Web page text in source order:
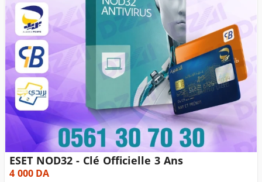
ESET NOD32 - Clé Officielle 3 Ans
4 000DA